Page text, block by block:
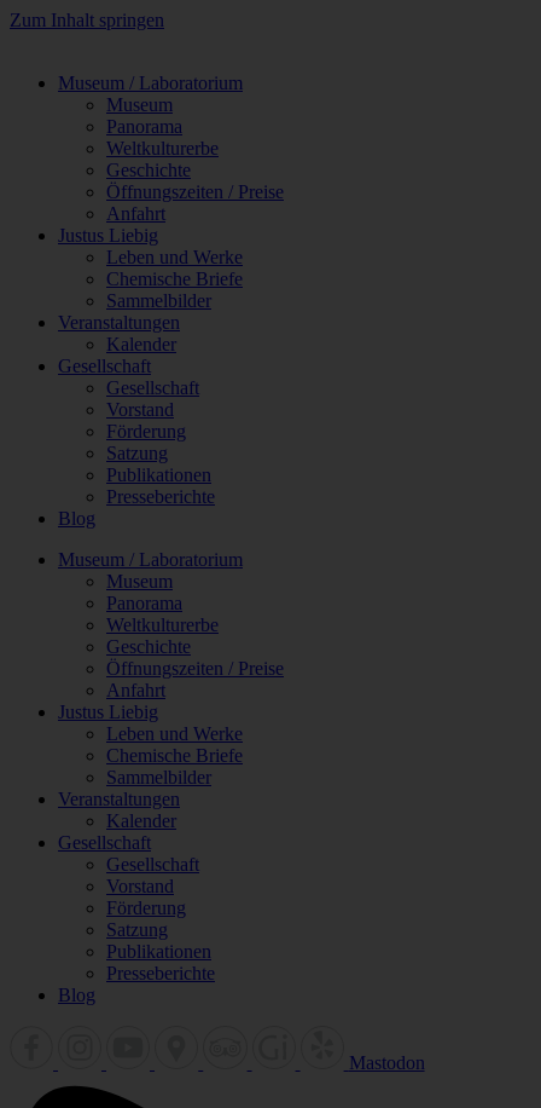
Zum Inhalt springen
Museum / Laboratorium
Museum
Panorama
Weltkulturerbe
Geschichte
Öffnungszeiten / Preise
Anfahrt
Justus Liebig
Leben und Werke
Chemische Briefe
Sammelbilder
Veranstaltungen
Kalender
Gesellschaft
Gesellschaft
Vorstand
Förderung
Satzung
Publikationen
Presseberichte
Blog
Museum / Laboratorium
Museum
Panorama
Weltkulturerbe
Geschichte
Öffnungszeiten / Preise
Anfahrt
Justus Liebig
Leben und Werke
Chemische Briefe
Sammelbilder
Veranstaltungen
Kalender
Gesellschaft
Gesellschaft
Vorstand
Förderung
Satzung
Publikationen
Presseberichte
Blog
Mastodon